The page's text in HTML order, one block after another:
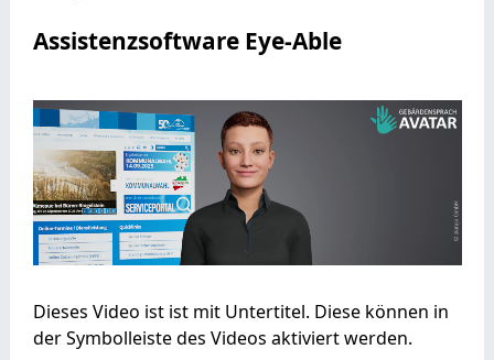
Assistenzsoftware Eye-Able
Dieses Video ist ist mit Untertitel. Diese können in
der Symbolleiste des Videos aktiviert werden.